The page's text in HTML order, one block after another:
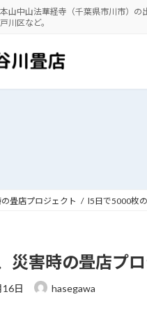
山中山法華経寺（千葉県市川市）
川区など。
畳店プロジェクト l5日で5000枚
災害時の畳店プ
日 hasegawa